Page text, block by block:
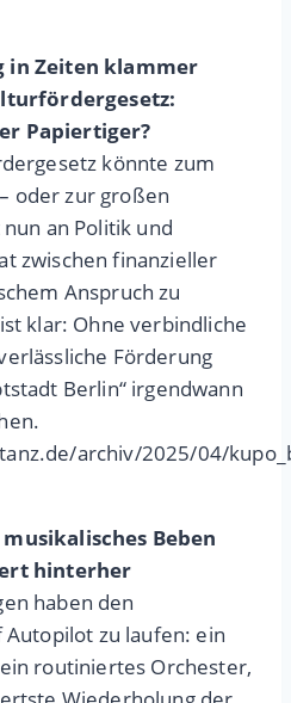
in Zeiten klammer
Papiertiger?
könnte zum
oder zur großen
an Politik und
zwischen finanzieller
Anspruch zu
klar: Ohne verbindliche
Förderung
Berlin“ irgendwann
archiv/2025/04/
Beben
hinterher
haben den
zu laufen: ein
routiniertes Orchester,